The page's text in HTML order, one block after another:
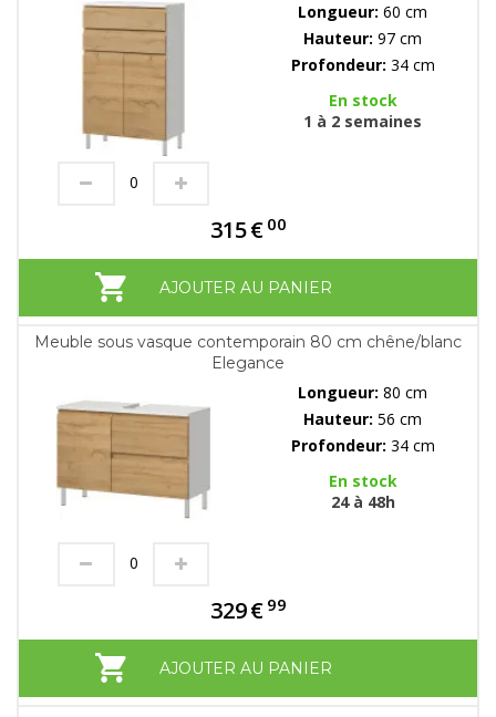
Longueur: 60 cm
Hauteur: 97 cm
Profondeur: 34 cm
En stock
1 à 2 semaines
315€ 00
AJOUTER AU PANIER
Meuble sous vasque contemporain 80 cm chêne/blanc
Elegance
Longueur: 80 cm
Hauteur: 56 cm
Profondeur: 34 cm
En stock
24 à 48h
329€ 99
AJOUTER AU PANIER